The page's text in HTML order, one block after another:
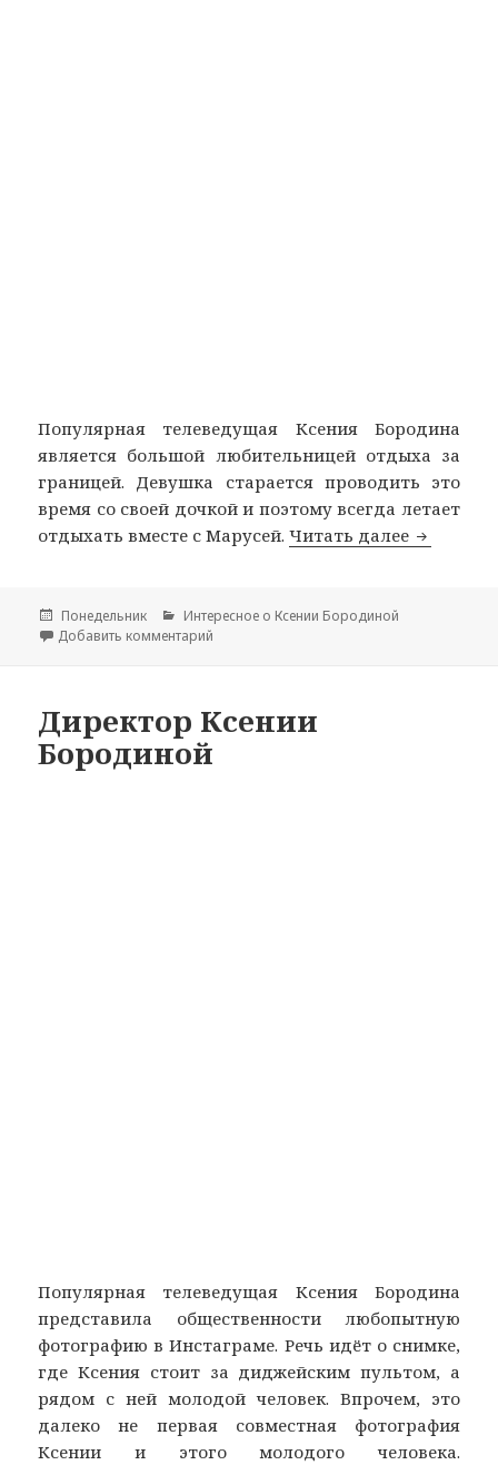
Популярная телеведущая Ксения Бородина
является большой любительницей отдыха за
границей. Девушка старается проводить это
время со своей дочкой и поэтому всегда летает
отдыхать вместе с Марусей.Читать далее Отели, в
Опубликовано
Понедельник Рубрики
Интересное о Ксении Бородиной
Добавить комментарий
Директор Ксении
Бородиной
Популярная телеведущая Ксения Бородина
представила общественности любопытную
фотографию в Инстаграме. Речь идёт о снимке,
где Ксения стоит за диджейским пультом, а
рядом с ней молодой человек. Впрочем, это
далеко не первая совместная фотография
Ксении и этого молодого человека.